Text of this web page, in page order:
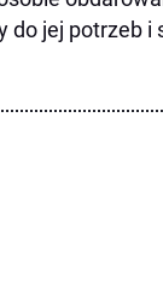
do jej potrzeb i